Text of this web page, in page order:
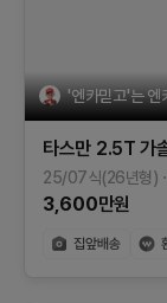
'엔카믿고'는 엔
타스만 2.5T 가
25/07식(26년형)
3,600만원